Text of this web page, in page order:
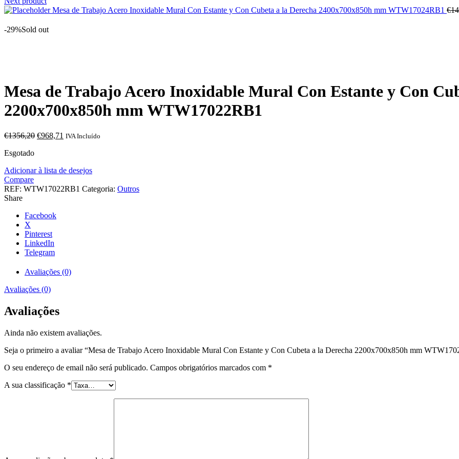
Mesa de Trabajo Acero Inoxidable Mural Con Estante y Con Cubeta a la Derecha 2400x700x850h mm WTW17024RB1 €
-29%Sold out
Mesa de Trabajo Acero Inoxidable Mural Con Estante y Con
2200x700x850h mm WTW17022RB1
€1356,20 O
€1356,20.
€968,71 O
€968,71.
IVA Incluído
Esgotado
Adicionar à lista de desejos
Compare
REF: WTW17022RB1 Categoria: Outros
Share
Facebook
X
Pinterest
LinkedIn
Telegram
Avaliações (0)
Avaliações (0)
Avaliações
Ainda não existem avaliações.
Seja o primeiro a avaliar “Mesa de Trabajo Acero Inoxidable Mural Con Estante y Con Cubeta a la Derecha 2200x700x850h mm
O seu endereço de email não será publicado. Campos obrigatórios marcados com *
A sua classificação *